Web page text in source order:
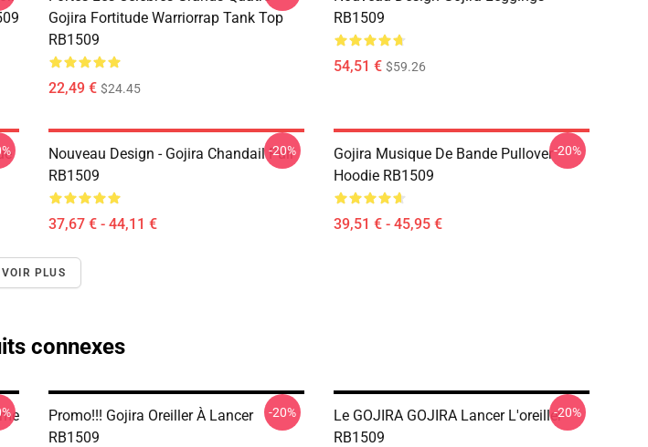
Gojira Fortitude Warriorrap Tank Top
RB1509
22,49 € $24.45
RB1509
54,51 € $59.26
Nouveau Design - Gojira Chandail Pull
RB1509
37,67 € - 44,11 €
-20%
Gojira Musique De Bande Pullover
Hoodie RB1509
39,51 € - 45,95 €
-20%
VOIR PLUS
connexes
Promo!!! Gojira Oreiller À Lancer
RB1509
-20%
Le GOJIRA GOJIRA Lancer L'oreiller
RB1509
-20%